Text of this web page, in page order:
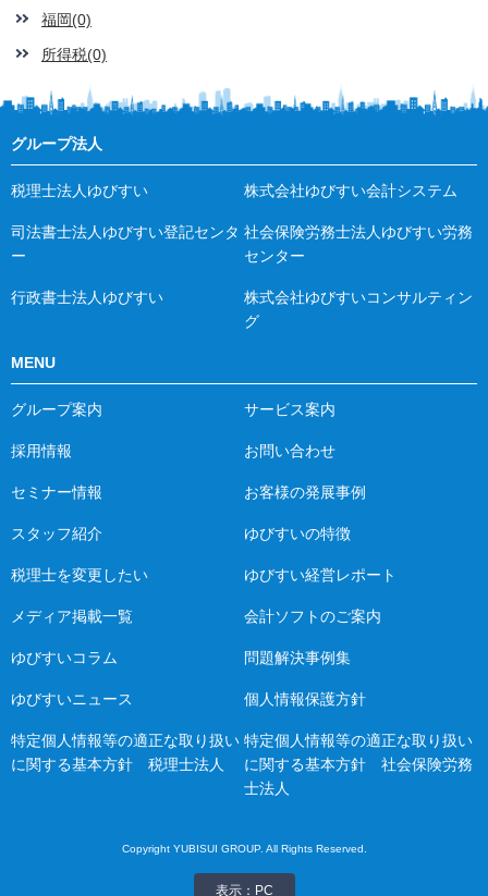
福岡(0)
所得税(0)
グループ法人
税理士法人ゆびすい 株式会社ゆびすい会計システム
司法書士法人ゆびすい登記センタ
ー
社会保険労務士法人ゆびすい労務
センター
行政書士法人ゆびすい
株式会社ゆびすいコンサルティン
グ
MENU
グループ案内 サービス案内
採用情報 お問い合わせ
セミナー情報 お客様の発展事例
スタッフ紹介 ゆびすいの特徴
税理士を変更したい ゆびすい経営レポート
メディア掲載一覧 会計ソフトのご案内
ゆびすいコラム 問題解決事例集
ゆびすいニュース 個人情報保護方針
特定個人情報等の適正な取り扱い
に関する基本方針 税理士法人
特定個人情報等の適正な取り扱い
に関する基本方針 社会保険労務
士法人
Copyright YUBISUI GROUP. All Rights Reserved.
表示：PC